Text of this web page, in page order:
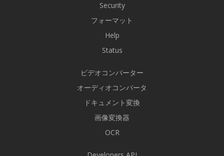
Security
フォーマット
Help
Status
ビデオコンバーター
オーディオコンバータ
ドキュメント変換
画像変換器
OCR